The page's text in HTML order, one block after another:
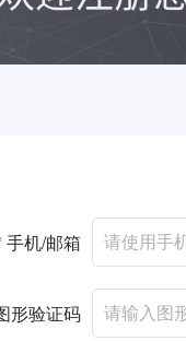
手机/邮箱
形验证码